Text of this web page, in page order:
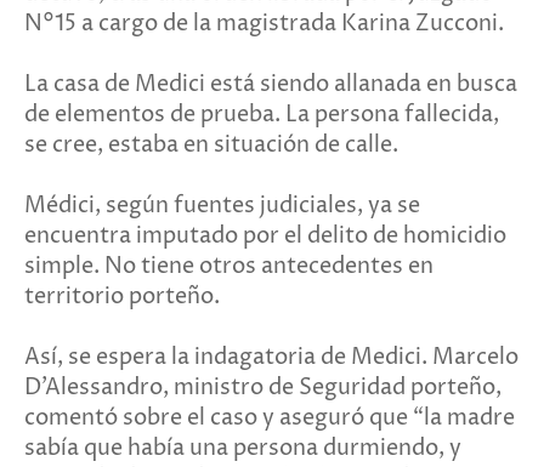
N°15 a cargo de la magistrada Karina Zucconi.
La casa de Medici está siendo allanada en busca
de elementos de prueba. La persona fallecida,
se cree, estaba en situación de calle.
Médici, según fuentes judiciales, ya se
encuentra imputado por el delito de homicidio
simple. No tiene otros antecedentes en
territorio porteño.
Así, se espera la indagatoria de Medici. Marcelo
D’Alessandro, ministro de Seguridad porteño,
comentó sobre el caso y aseguró que “la madre
sabía que había una persona durmiendo, y